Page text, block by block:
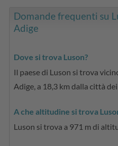
Domande frequenti su
Adige
Dove si trova Luson?
Il paese di Luson si trova
Adige, a 18,3 km dalla città dei
A che altitudine si trova
Luson si trova a 971 m di